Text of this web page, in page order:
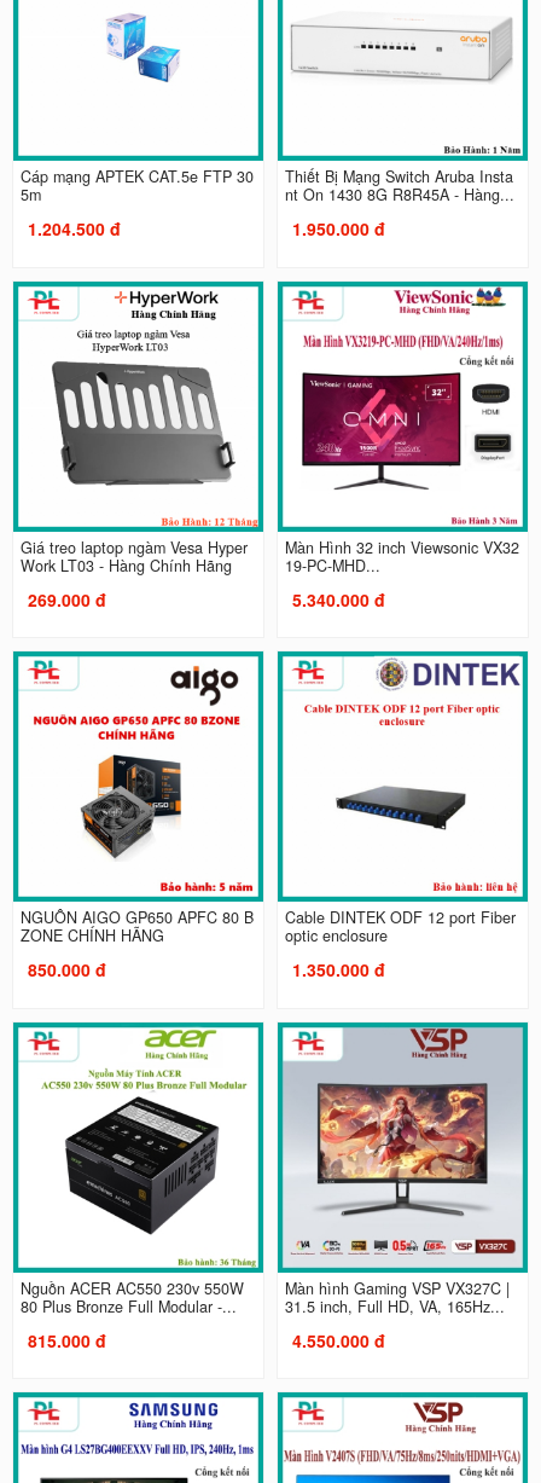
Cáp mạng APTEK CAT.5e FTP 30
5m
1.204.500 đ
Thiết Bị Mạng Switch Aruba Insta
nt On 1430 8G R8R45A - Hàng...
1.950.000 đ
Giá treo laptop ngàm Vesa Hyper
Work LT03 - Hàng Chính Hãng
269.000 đ
Màn Hình 32 inch Viewsonic VX32
19-PC-MHD...
5.340.000 đ
NGUỒN AIGO GP650 APFC 80 B
ZONE CHÍNH HÃNG
850.000 đ
Cable DINTEK ODF 12 port Fiber
optic enclosure
1.350.000 đ
Nguồn ACER AC550 230v 550W
80 Plus Bronze Full Modular -...
815.000 đ
Màn hình Gaming VSP VX327C |
31.5 inch, Full HD, VA, 165Hz...
4.550.000 đ